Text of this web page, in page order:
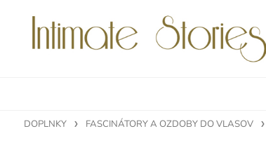
DOPLNKY FASCINÁTORY A OZDOBY DO VLASOV